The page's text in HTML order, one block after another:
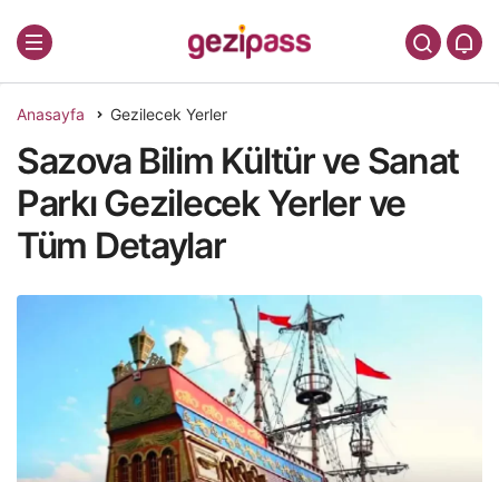
Anasayfa Gezilecek Yerler
Sazova Bilim Kültür ve Sanat
Parkı Gezilecek Yerler ve
Tüm Detaylar